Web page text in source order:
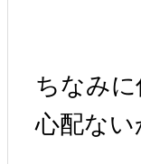
ちなみ
心配な